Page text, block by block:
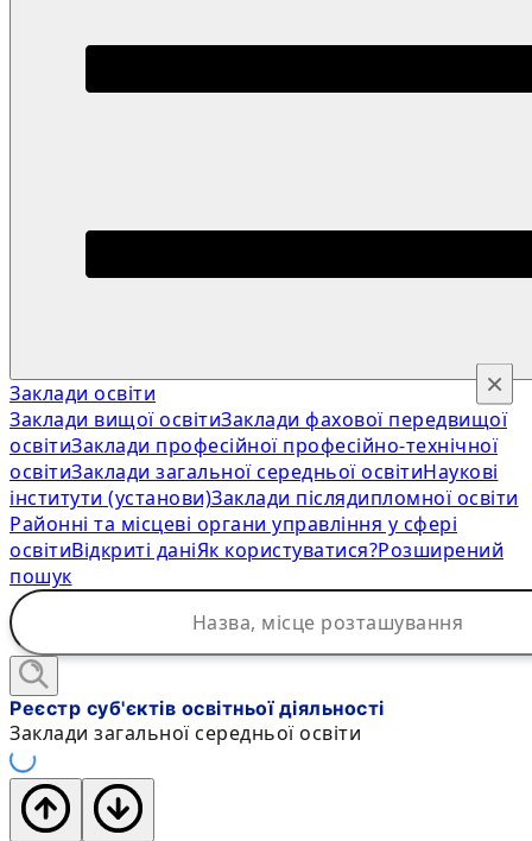
Заклади освіти
Заклади вищої освітиЗаклади фахової передвищої
освітиЗаклади професійної професійно-технічної
освітиЗаклади загальної середньої освітиНаукові
інститути (установи)Заклади післядипломної освіти
Районні та місцеві органи управління у сфері
освітиВідкриті даніЯк користуватися?Розширений
пошук
×
Реєстр суб'єктів освітньої діяльності
Заклади загальної середньої освіти